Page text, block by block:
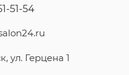
51-54
ул. Герцена 1